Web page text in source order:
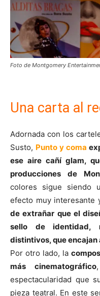
Foto de Montgomery
Una carta al
Adornada con los
Susto, Punto y coma
ese aire cañí glam,
producciones de
colores sigue siendo
efecto muy interesante
de extrañar que el
sello de identidad,
distintivos, que encajan
Por otro lado, la
más cinematográfico
espectacularidad que
pieza teatral. En este